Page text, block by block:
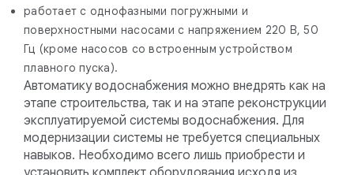
работает с однофазными погружными и
поверхностными насосами с напряжением 220 В, 50
Гц (кроме насосов со встроенным устройством
плавного пуска).
Автоматику водоснабжения можно внедрять как на
этапе строительства, так и на этапе реконструкции
эксплуатируемой системы водоснабжения. Для
модернизации системы не требуется специальных
навыков. Необходимо всего лишь приобрести и